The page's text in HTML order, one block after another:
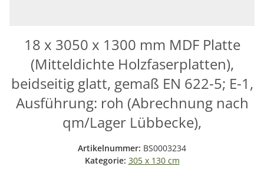
18 x 3050 x 1300 mm MDF Platte
(Mitteldichte Holzfaserplatten),
beidseitig glatt, gemaß EN 622-5; E-1,
Ausführung: roh (Abrechnung nach
qm/Lager Lübbecke),
Artikelnummer: BS0003234
Kategorie: 305 x 130 cm